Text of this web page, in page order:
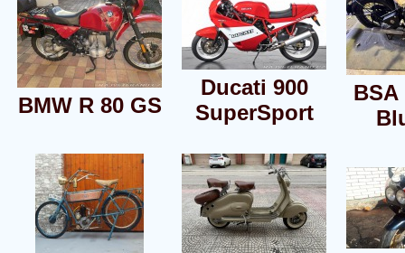
BMW R 80 GS
Ducati 900
SuperSport
BSA